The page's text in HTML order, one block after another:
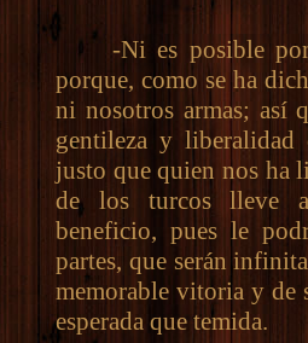
-Ni es posible
porque, como se ha
ni nosotros armas; así
gentileza y liberalidad
justo que quien nos ha
de los turcos lleve
beneficio, pues le
partes, que serán
memorable vitoria y de
esperada que temida.